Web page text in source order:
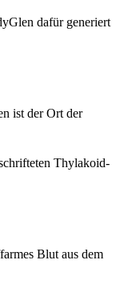
dafür generiert
ist der Ort der
Thylakoid-
Blut aus dem